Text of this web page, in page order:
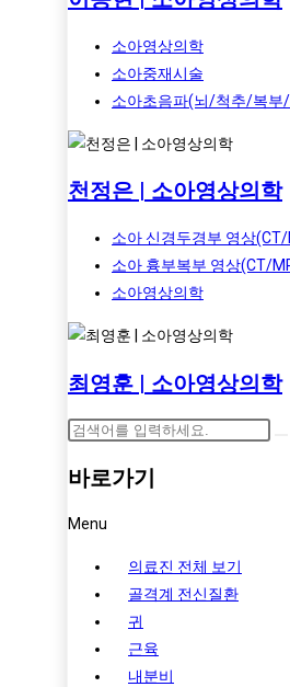
소아영상의학
소아중재시술
소아초음파(뇌/척추/복부
천정은 | 소아영상의학
소아 신경두경부 영상(CT/
소아 흉부복부 영상(CT/
소아영상의학
최영훈 | 소아영상의학
바로가기
Menu
의료진 전체 보기
골격계 전신질환
귀
근육
내분비